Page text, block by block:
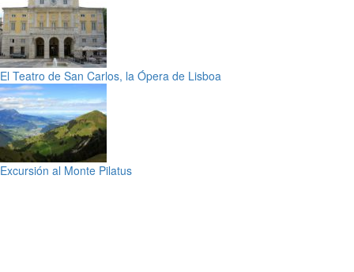
El Teatro de San Carlos, la Ópera de Lisboa
Excursión al Monte Pilatus